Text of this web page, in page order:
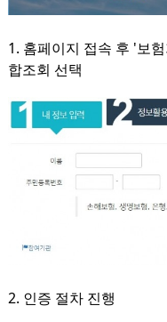
1. 홈페이지 접속 후 '보
합조회 선택
2. 인증 절차 진행